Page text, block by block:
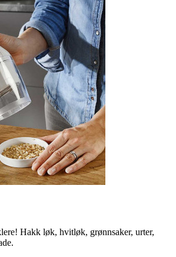
Hakk løk, hvitløk, grønnsaker, urter,